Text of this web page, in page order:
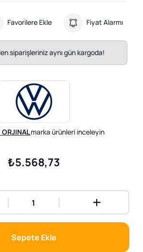
Favorilere Ekle Fiyat Alarmı
siparişleriniz aynı gün kargoda!
ORJINALmarka ürünleri inceleyin
₺5.568,73
Sepete Ekle